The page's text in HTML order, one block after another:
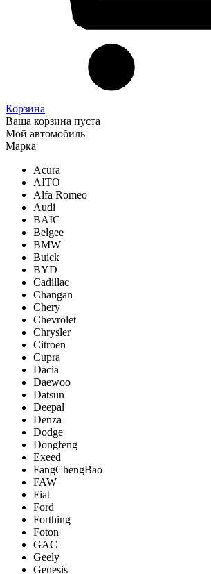
Корзина
Ваша корзина пуста
Мой автомобиль
Марка
Acura
AITO
Alfa Romeo
Audi
BAIC
Belgee
BMW
Buick
BYD
Cadillac
Changan
Chery
Chevrolet
Chrysler
Citroen
Cupra
Dacia
Daewoo
Datsun
Deepal
Denza
Dodge
Dongfeng
Exeed
FangChengBao
FAW
Fiat
Ford
Forthing
Foton
GAC
Geely
Genesis